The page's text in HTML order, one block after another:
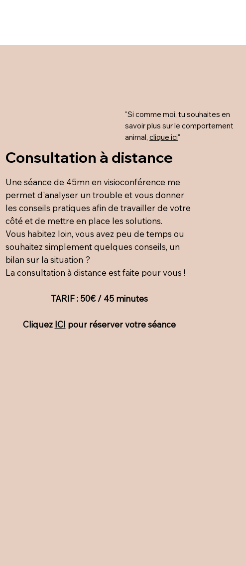
Consultation à distance
Une séance de 45mn en visioconférence me
permet d'analyser un trouble et vous donner
les conseils pratiques afin de travailler de votre
côté et de mettre en place les solutions.
Vous habitez loin, vous avez peu de temps ou
souhaitez simplement quelques conseils, un
bilan sur la situation ?
La consultation à distance est faite pour vous !
TARIF : 50€ / 45 minutes
Cliquez ICI pour réserver votre séance
"Si comme moi, tu souhaites en
savoir plus sur le comportement
animal, clique ici"